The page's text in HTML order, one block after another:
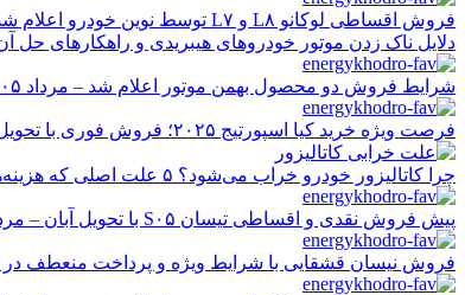
فروش اقساطی لوکانو L۸ و L۷ توسط نوین خودرو اعلام شد – مرداد ۱۴۰۵
دلایل ناک زدن موتور خودروهای هیبریدی و راهکارهای حل
شرایط فروش دو محصول بهمن موتور اعلام شد – مرداد ۱۴۰۵
فرصت ویژه خرید کیا اسپورتیج ۲۰۲۵؛ فروش فوری با تحویل حداکثر ۲۰ روزه و قیمت قطعی
چرا کاتالیزور خودرو خراب می‌شود؟ ۵ علت اصلی که هزینه‌های سنگین ایجاد می‌کند
پیش فروش نقدی و اقساطی تیسان S۰۵ با تحویل آبان – مرداد ۱۴۰۵
فروش نیسان قشقایی با شرایط ویژه و پرداخت منعطف در تلاش